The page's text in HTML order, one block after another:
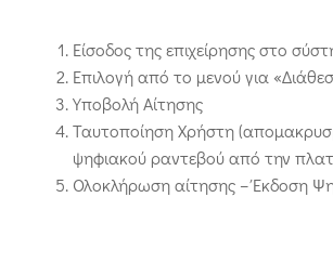
Είσοδος της επιχείρησης στο
Επιλογή από το μενού για
Υποβολή Αίτησης
Ταυτοποίηση Χρήστη
ψηφιακού ραντεβού από την
Ολοκλήρωση αίτησης – Έκδοση